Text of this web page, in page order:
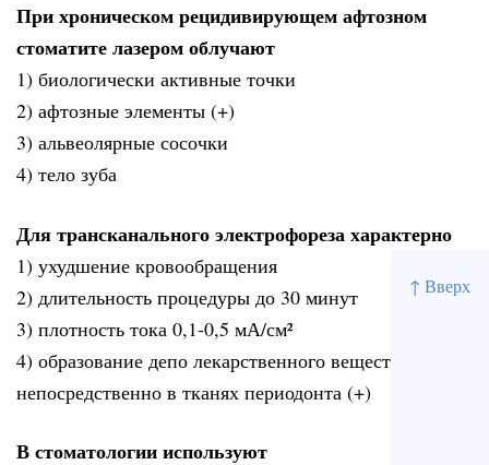
↑ Вверх
При хроническом рецидивирующем афтозном
стоматите лазером облучают
1) биологически активные точки
2) афтозные элементы (+)
3) альвеолярные сосочки
4) тело зуба
Для трансканального электрофореза характерно
1) ухудшение кровообращения
2) длительность процедуры до 30 минут
3) плотность тока 0,1-0,5 мА/см²
4) образование депо лекарственного вещества
непосредственно в тканях периодонта (+)
В стоматологии используют